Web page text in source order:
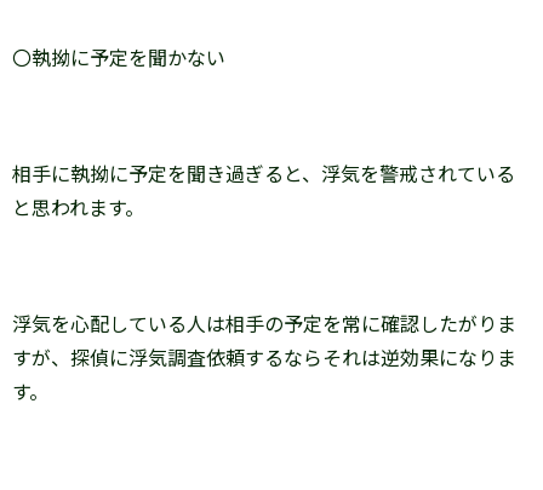
〇執拗に予定を聞かない
相手に執拗に予定を聞き過ぎると、浮気を警戒されている
と思われます。
浮気を心配している人は相手の予定を常に確認したがりま
すが、探偵に浮気調査依頼するならそれは逆効果になりま
す。